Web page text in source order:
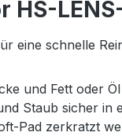
eine schnelle
und Fett oder
Staub sicher
Pad zerkratzt